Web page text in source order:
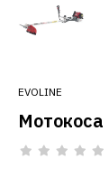
EVOLINE
Мотокоса